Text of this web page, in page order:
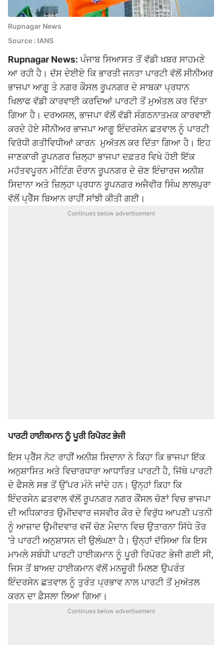
Rupnagar News
Source : IANS
Rupnagar News: ਪੰਜਾਬ ਸਿਆਸਤ ਤੋਂ ਵੱਡੀ ਖਬਰ ਸਾਹਮਣੇ
ਆ ਰਹੀ ਹੈ। ਦੱਸ ਦੇਈਏ ਕਿ ਭਾਰਤੀ ਜਨਤਾ ਪਾਰਟੀ ਵੱਲੋਂ ਸੀਨੀਅਰ
ਭਾਜਪਾ ਆਗੂ ਤੇ ਨਗਰ ਕੌਸਲ ਰੂਪਨਗਰ ਦੇ ਸਾਬਕਾ ਪ੍ਰਧਾਨ
ਖਿਲਾਫ ਵੱਡੀ ਕਾਰਵਾਈ ਕਰਦਿਆਂ ਪਾਰਟੀ ਤੋਂ ਮੁਅੱਤਲ ਕਰ ਦਿੱਤਾ
ਗਿਆ ਹੈ। ਦਰਅਸਲ, ਭਾਜਪਾ ਵੱਲੋਂ ਵੱਡੀ ਸੰਗਠਨਾਤਮਕ ਕਾਰਵਾਈ
ਕਰਦੇ ਹੋਏ ਸੀਨੀਅਰ ਭਾਜਪਾ ਆਗੂ ਇੰਦਰਸੇਨ ਛਤਵਾਲ ਨੂੰ ਪਾਰਟੀ
ਵਿਰੋਧੀ ਗਤੀਵਿਧੀਆਂ ਕਾਰਨ ਮੁਅੱਤਲ ਕਰ ਦਿੱਤਾ ਗਿਆ ਹੈ। ਇਹ
ਜਾਣਕਾਰੀ ਰੂਪਨਗਰ ਜ਼ਿਲ੍ਹਾ ਭਾਜਪਾ ਦਫ਼ਤਰ ਵਿਖੇ ਹੋਈ ਇੱਕ
ਮਹੱਤਵਪੂਰਨ ਮੀਟਿੰਗ ਦੌਰਾਨ ਰੂਪਨਗਰ ਦੇ ਚੋਣ ਇੰਚਾਰਜ ਅਨੀਸ਼
ਸਿਦਾਨਾ ਅਤੇ ਜ਼ਿਲ੍ਹਾ ਪ੍ਰਧਾਨ ਰੂਪਨਗਰ ਅਜੈਵੀਰ ਸਿੰਘ ਲਾਲਪੁਰਾ
ਵੱਲੋਂ ਪ੍ਰੈੱਸ ਬਿਆਨ ਰਾਹੀਂ ਸਾਂਝੀ ਕੀਤੀ ਗਈ।
Continues below advertisement
ਪਾਰਟੀ ਹਾਈਕਮਾਨ ਨੂੰ ਪੂਰੀ ਰਿਪੋਰਟ ਭੇਜੀ
ਇਸ ਪ੍ਰੈੱਸ ਨੋਟ ਰਾਹੀਂ ਅਨੀਸ਼ ਸਿਦਾਨਾ ਨੇ ਕਿਹਾ ਕਿ ਭਾਜਪਾ ਇੱਕ
ਅਨੁਸ਼ਾਸਿਤ ਅਤੇ ਵਿਚਾਰਧਾਰਾ ਆਧਾਰਿਤ ਪਾਰਟੀ ਹੈ, ਜਿੱਥੇ ਪਾਰਟੀ
ਦੇ ਫੈਸਲੇ ਸਭ ਤੋਂ ਉੱਪਰ ਮੰਨੇ ਜਾਂਦੇ ਹਨ। ਉਨ੍ਹਾਂ ਕਿਹਾ ਕਿ
ਇੰਦਰਸੇਨ ਛਤਵਾਲ ਵੱਲੋਂ ਰੂਪਨਗਰ ਨਗਰ ਕੌਂਸਲ ਚੋਣਾਂ ਵਿਚ ਭਾਜਪਾ
ਦੀ ਅਧਿਕਾਰਤ ਉਮੀਦਵਾਰ ਜਸਵੀਰ ਕੌਰ ਦੇ ਵਿਰੁੱਧ ਆਪਣੀ ਪਤਨੀ
ਨੂੰ ਆਜ਼ਾਦ ਉਮੀਦਵਾਰ ਵਜੋਂ ਚੋਣ ਮੈਦਾਨ ਵਿਚ ਉਤਾਰਨਾ ਸਿੱਧੇ ਤੌਰ
’ਤੇ ਪਾਰਟੀ ਅਨੁਸ਼ਾਸਨ ਦੀ ਉਲੰਘਣਾ ਹੈ। ਉਨ੍ਹਾਂ ਦੱਸਿਆ ਕਿ ਇਸ
ਮਾਮਲੇ ਸਬੰਧੀ ਪਾਰਟੀ ਹਾਈਕਮਾਨ ਨੂੰ ਪੂਰੀ ਰਿਪੋਰਟ ਭੇਜੀ ਗਈ ਸੀ,
ਜਿਸ ਤੋਂ ਬਾਅਦ ਹਾਈਕਮਾਨ ਵੱਲੋਂ ਮਨਜ਼ੂਰੀ ਮਿਲਣ ਉਪਰੰਤ
ਇੰਦਰਸੇਨ ਛਤਵਾਲ ਨੂੰ ਤੁਰੰਤ ਪ੍ਰਭਾਵ ਨਾਲ ਪਾਰਟੀ ਤੋਂ ਮੁਅੱਤਲ
ਕਰਨ ਦਾ ਫ਼ੈਸਲਾ ਲਿਆ ਗਿਆ।
Continues below advertisement